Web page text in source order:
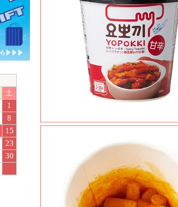
土
1
8
15
23
30